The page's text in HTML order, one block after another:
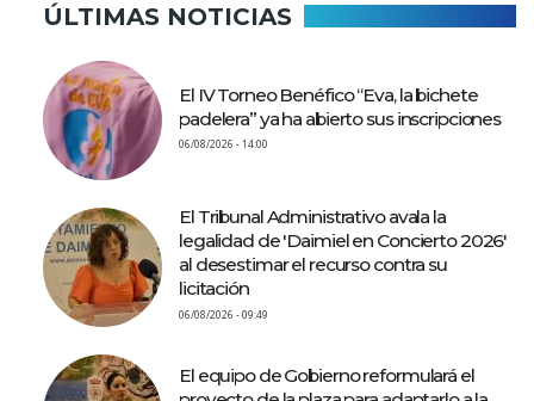
ÚLTIMAS NOTICIAS
El IV Torneo Benéfico “Eva, la bichete
padelera” ya ha abierto sus inscripciones
06/08/2026 - 14:00
El Tribunal Administrativo avala la
legalidad de 'Daimiel en Concierto 2026'
al desestimar el recurso contra su
licitación
06/08/2026 - 09:49
El equipo de Gobierno reformulará el